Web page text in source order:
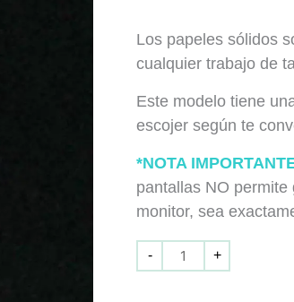
Los papeles sólidos
cualquier trabajo de
Este modelo tiene
escojer según te
*NOTA
pantallas NO
monitor, sea
- +